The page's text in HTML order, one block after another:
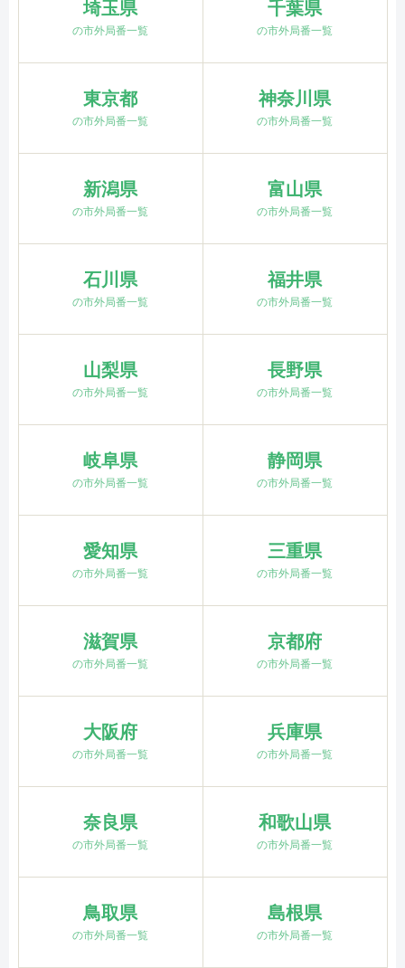
埼玉県
の市外局番一覧
千葉県
の市外局番一覧
東京都
の市外局番一覧
神奈川県
の市外局番一覧
新潟県
の市外局番一覧
富山県
の市外局番一覧
石川県
の市外局番一覧
福井県
の市外局番一覧
山梨県
の市外局番一覧
長野県
の市外局番一覧
岐阜県
の市外局番一覧
静岡県
の市外局番一覧
愛知県
の市外局番一覧
三重県
の市外局番一覧
滋賀県
の市外局番一覧
京都府
の市外局番一覧
大阪府
の市外局番一覧
兵庫県
の市外局番一覧
奈良県
の市外局番一覧
和歌山県
の市外局番一覧
鳥取県
の市外局番一覧
島根県
の市外局番一覧